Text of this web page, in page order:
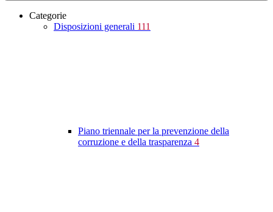
Categorie
Disposizioni generali 111
Piano triennale per la prevenzione della
corruzione e della trasparenza 4